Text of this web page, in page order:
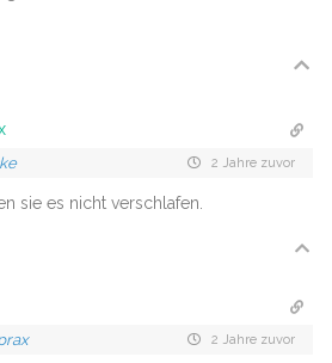
2 Jahre zuvor
sie es nicht verschlafen.
2 Jahre zuvor